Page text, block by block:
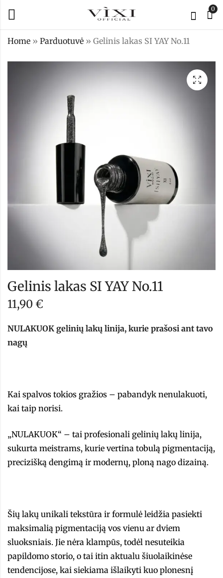
0
Home » Parduotuvė » Gelinis lakas SI YAY No.11
PROBLEM SOLVED
Gelinis lakas SI
Gelinis lakas SI YAY No.11
11,90 €
NULAKUOK gelinių lakų linija, kurie prašosi ant tavo
nagų
Kai spalvos tokios gražios – pabandyk nenulakuoti,
kai taip norisi.
„NULAKUOK“ – tai profesionali gelinių lakų linija,
sukurta meistrams, kurie vertina tobulą pigmentaciją,
precizišką dengimą ir modernų, ploną nago dizainą.
Šių lakų unikali tekstūra ir formulė leidžia pasiekti
maksimalią pigmentaciją vos vienu ar dviem
sluoksniais. Jie nėra klampūs, todėl nesuteikia
papildomo storio, o tai itin aktualu šiuolaikinėse
tendencijose, kai siekiama išlaikyti kuo plonesnį